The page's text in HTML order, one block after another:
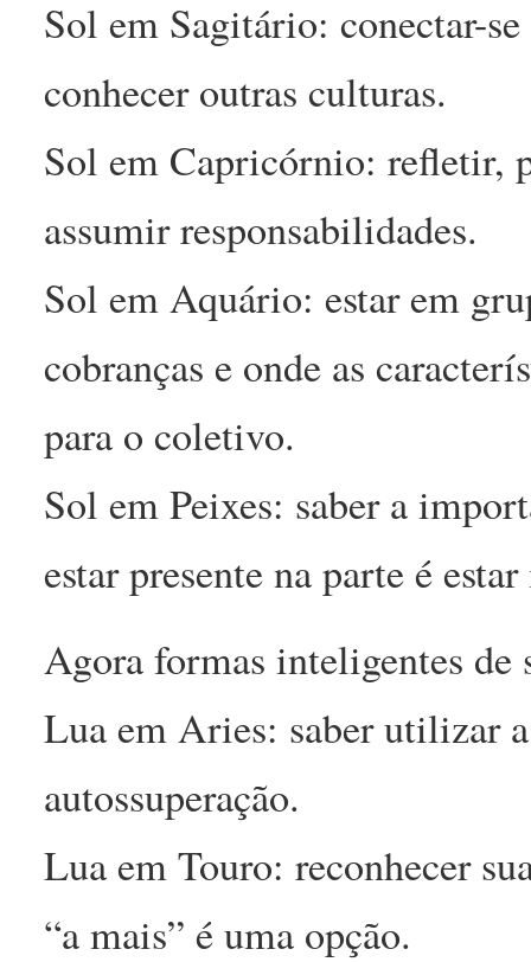
Sol em Sagitário: conectar-
conhecer outras culturas.
Sol em Capricórnio: refletir,
assumir responsabilidades.
Sol em Aquário: estar em
cobranças e onde as
para o coletivo.
Sol em Peixes: saber a
estar presente na parte é
Agora formas inteligentes de
Lua em Aries: saber utilizar
autossuperação.
Lua em Touro: reconhecer
“a mais” é uma opção.